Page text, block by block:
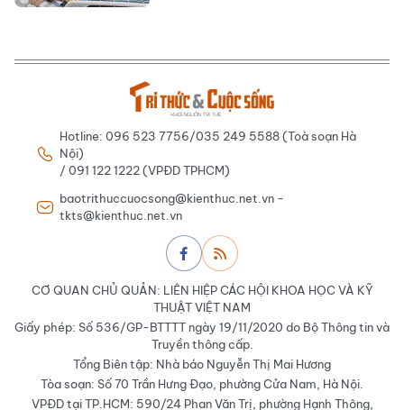
Hotline: 096 523 7756/035 249 5588 (Toà soạn Hà
Nội)
/ 091 122 1222 (VPĐD TPHCM)
baotrithuccuocsong@kienthuc.net.vn -
tkts@kienthuc.net.vn
CƠ QUAN CHỦ QUẢN: LIÊN HIỆP CÁC HỘI KHOA HỌC VÀ KỸ
THUẬT VIỆT NAM
Giấy phép: Số 536/GP-BTTTT ngày 19/11/2020 do Bộ Thông tin và
Truyền thông cấp.
Tổng Biên tập: Nhà báo Nguyễn Thị Mai Hương
Tòa soạn: Số 70 Trần Hưng Đạo, phường Cửa Nam, Hà Nội.
VPĐD tại TP.HCM: 590/24 Phan Văn Trị, phường Hạnh Thông,